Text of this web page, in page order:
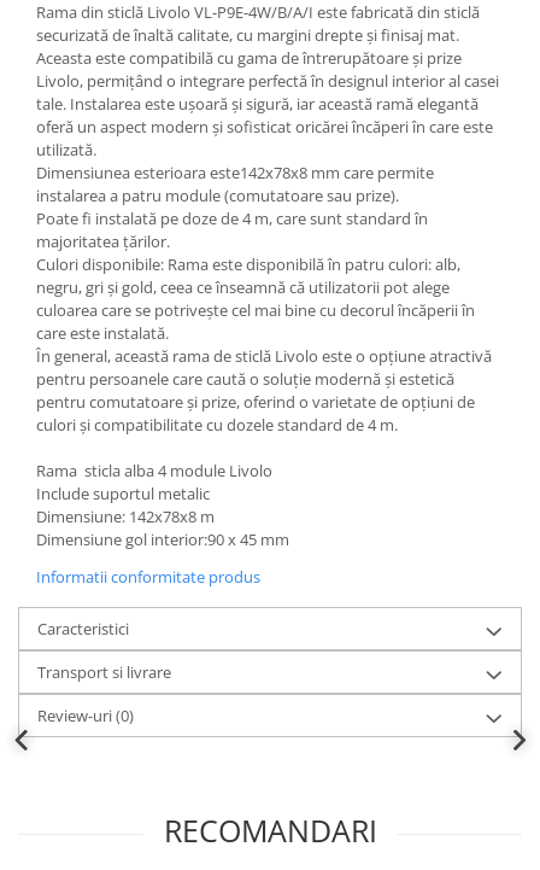
Rama din sticlă Livolo VL-P9E-4W/B/A/I este fabricată din sticlă
securizată de înaltă calitate, cu margini drepte și finisaj mat.
Aceasta este compatibilă cu gama de întrerupătoare și prize
Livolo, permițând o integrare perfectă în designul interior al casei
tale. Instalarea este ușoară și sigură, iar această ramă elegantă
oferă un aspect modern și sofisticat oricărei încăperi în care este
utilizată.
Dimensiunea esterioara este142x78x8 mm care permite
instalarea a patru module (comutatoare sau prize).
Poate fi instalată pe doze de 4 m, care sunt standard în
majoritatea țărilor.
Culori disponibile: Rama este disponibilă în patru culori: alb,
negru, gri și gold, ceea ce înseamnă că utilizatorii pot alege
culoarea care se potrivește cel mai bine cu decorul încăperii în
care este instalată.
În general, această rama de sticlă Livolo este o opțiune atractivă
pentru persoanele care caută o soluție modernă și estetică
pentru comutatoare și prize, oferind o varietate de opțiuni de
culori și compatibilitate cu dozele standard de 4 m.
Rama sticla alba 4 module Livolo
Include suportul metalic
Dimensiune: 142x78x8 m
Dimensiune gol interior:90 x 45 mm
Informatii conformitate produs
Caracteristici
Transport si livrare
Review-uri(0)
RECOMANDARI